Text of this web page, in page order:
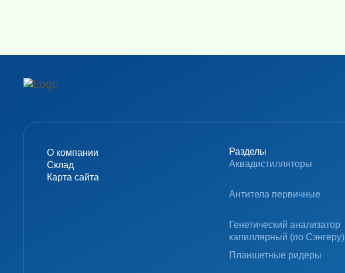
О компании
Склад
Карта сайта
Разделы
Аквадистилляторы
Антитела первичные
Генетический анализатор
капиллярный (по Сэнгеру)
Планшетные ридеры